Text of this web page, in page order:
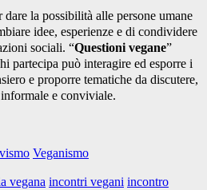
dare la possibilità alle persone umane
idee, esperienze e di condividere
sociali. “Questioni vegane”
partecipa può interagire ed esporre i
e proporre tematiche da discutere,
e conviviale.
Veganismo
vegana incontri vegani incontro